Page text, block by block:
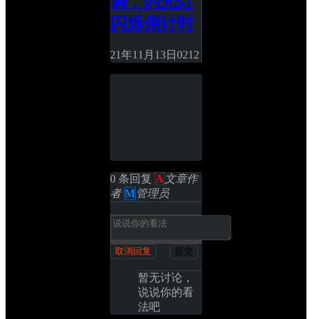
闪烁倒计时
21年11月13日 0212
0 条回复 A 文章作
者 M 管理员
取消回复 提交
暂无讨论，
说说你的看
法吧